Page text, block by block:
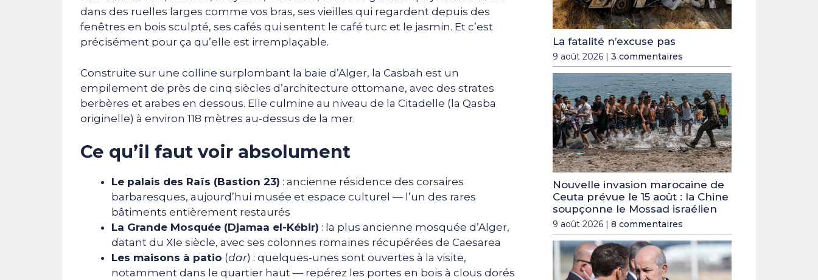
dans des ruelles larges comme vos bras, ses vieilles qui regardent depuis des
fenêtres en bois sculpté, ses cafés qui sentent le café turc et le jasmin. Et c’est
précisément pour ça qu’elle est irremplaçable.
Construite sur une colline surplombant la baie d’Alger, la Casbah est un
empilement de près de cinq siècles d’architecture ottomane, avec des strates
berbères et arabes en dessous. Elle culmine au niveau de la Citadelle (la Qasba
originelle) à environ 118 mètres au-dessus de la mer.
Ce qu’il faut voir absolument
Le palais des Raïs (Bastion 23) : ancienne résidence des corsaires
barbaresques, aujourd’hui musée et espace culturel — l’un des rares
bâtiments entièrement restaurés
La Grande Mosquée (Djamaa el-Kébir) : la plus ancienne mosquée d’Alger,
datant du XIe siècle, avec ses colonnes romaines récupérées de Caesarea
Les maisons à patio (dar) : quelques-unes sont ouvertes à la visite,
notamment dans le quartier haut — repérez les portes en bois à clous dorés
La fatalité n’excuse pas
9 août 2026 | 3 commentaires
Nouvelle invasion marocaine de
Ceuta prévue le 15 août : la Chine
soupçonne le Mossad israélien
9 août 2026 | 8 commentaires